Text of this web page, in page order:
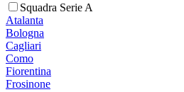
Squadra Serie A
Atalanta
Bologna
Cagliari
Como
Fiorentina
Frosinone